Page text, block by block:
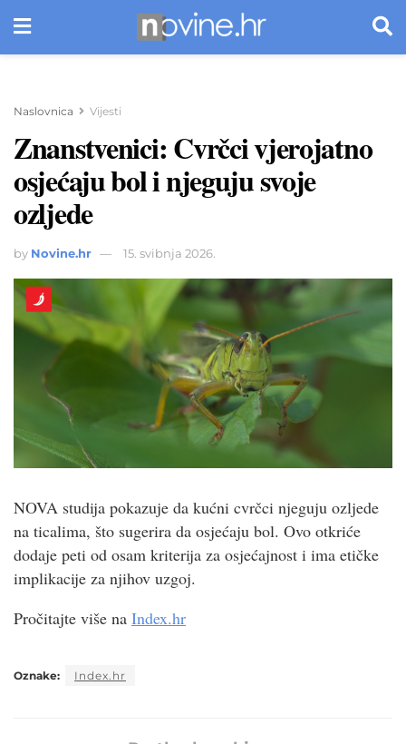
Naslovnica Vijesti
Znanstvenici: Cvrčci vjerojatno
osjećaju bol i njeguju svoje
ozljede
by Novine.hr 15. svibnja 2026.
NOVA studija pokazuje da kućni cvrčci njeguju ozljede
na ticalima, što sugerira da osjećaju bol. Ovo otkriće
dodaje peti od osam kriterija za osjećajnost i ima etičke
implikacije za njihov uzgoj.
Pročitajte više na Index.hr
Oznake: Index.hr